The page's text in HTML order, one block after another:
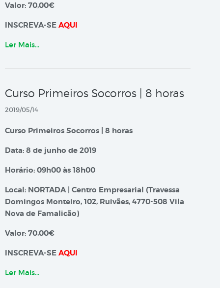
Valor: 70,00€
INSCREVA-SE AQUI
Ler Mais…
Curso Primeiros Socorros | 8 horas
2019/05/14
Curso Primeiros Socorros | 8 horas
Data: 8 de junho de 2019
Horário: 09h00 às 18h00
Local: NORTADA | Centro Empresarial (Travessa
Domingos Monteiro, 102, Ruivães, 4770-508 Vila
Nova de Famalicão)
Valor: 70,00€
INSCREVA-SE AQUI
Ler Mais…